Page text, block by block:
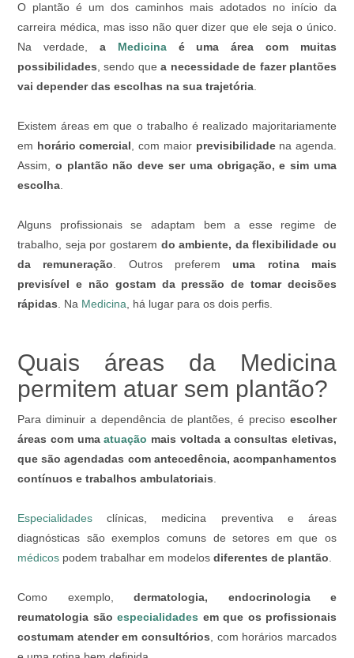
O plantão é um dos caminhos mais adotados no início da
carreira médica, mas isso não quer dizer que ele seja o único.
Na verdade, a Medicinaé uma área com muitas
possibilidades, sendo quea necessidade de fazer plantões
vai depender das escolhas na sua trajetória.
Existem áreas em que o trabalho é realizado majoritariamente
em horário comercial, com maior previsibilidadena agenda.
Assim, o plantão não deve ser uma obrigação, e sim uma
escolha.
Alguns profissionais se adaptam bem a esse regime de
trabalho, seja por gostarem do ambiente, da flexibilidade ou
da remuneração. Outros preferem uma rotina mais
previsível e não gostam da pressão de tomar decisões
rápidas. Na Medicina, há lugar para os dois perfis.
Quais áreas da Medicina
permitem atuar sem plantão?
Para diminuir a dependência de plantões, é preciso escolher
áreas com umaatuação mais voltada a consultas eletivas,
que são agendadas com antecedência, acompanhamentos
contínuos e trabalhos ambulatoriais.
Especialidades clínicas, medicina preventiva e áreas
diagnósticas são exemplos comuns de setores em que os
médicos podem trabalhar em modelos diferentes de plantão.
Como exemplo, dermatologia, endocrinologia e
reumatologia são especialidades em que os profissionais
costumam atender em consultórios, com horários marcados